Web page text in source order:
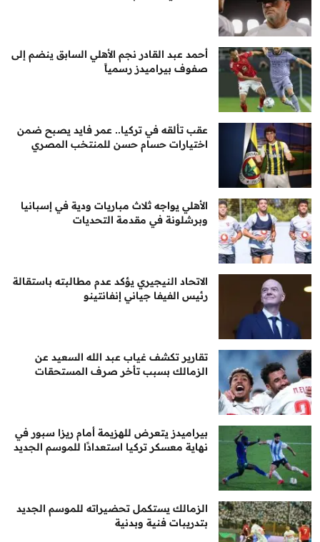
أحمد عبد القادر نجم الأهلي السابق ينضم إلى
صفوف بيراميدز رسمياً
عقب تألقه في تركيا.. عمر فايد يصبح ضمن
اختيارات حسام حسن للمنتخب المصري
الأهلي يواجه ثلاث مباريات ودية في إسبانيا
وبرشلونة في مقدمة التحديات
الاتحاد النيجيري يؤكد عدم مطالبته باستقالة
رئيس الفيفا جياني إنفانتينو
تقارير تكشف غياب عبد الله السعيد عن
الزمالك بسبب تأخر صرف المستحقات
بيراميدز يتعرض للهزيمة أمام ريزا سبور في
نهاية معسكر تركيا استعدادًا للموسم الجديد
الزمالك يستكمل تحضيراته للموسم الجديد
بتدريبات فنية وبدنية